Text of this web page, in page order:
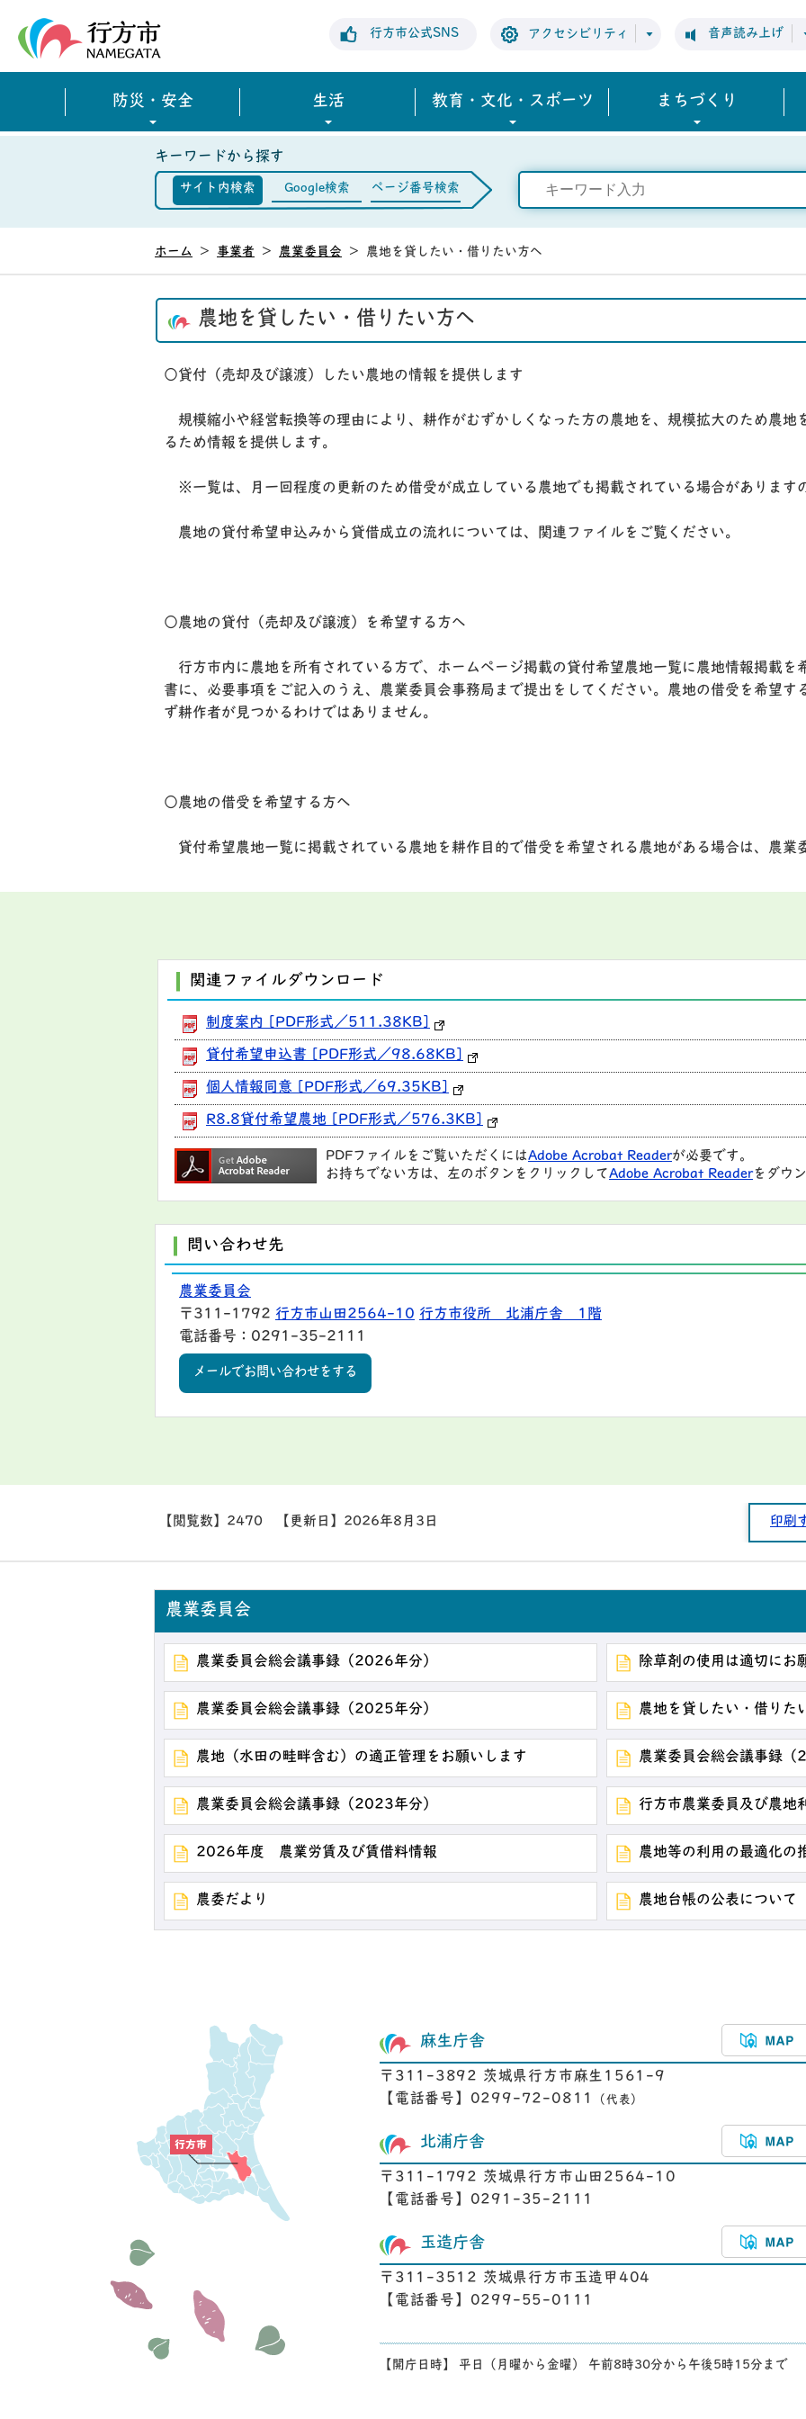
行方市公式SNS アクセシビリティ 音声読み上げ
防災・安全 生活 教育・文化・スポーツ まちづくり
キーワードから探す
サイト内検索 Google検索 ページ番号検索
ホーム > 事業者 > 農業委員会 > 農地を貸したい・借りたい方へ
農地を貸したい・借りたい方へ
○貸付（売却及び譲渡）したい農地の情報を提供します
規模縮小や経営転換等の理由により、耕作がむずかしくなった方の農地を、規模拡大のため農地
るため情報を提供します。
※一覧は、月一回程度の更新のため借受が成立している農地でも掲載されている場合があります
農地の貸付希望申込みから貸借成立の流れについては、関連ファイルをご覧ください。
○農地の貸付（売却及び譲渡）を希望する方へ
行方市内に農地を所有されている方で、ホームページ掲載の貸付希望農地一覧に農地情報掲載を
書に、必要事項をご記入のうえ、農業委員会事務局まで提出をしてください。農地の借受を希望す
ず耕作者が見つかるわけではありません。
○農地の借受を希望する方へ
貸付希望農地一覧に掲載されている農地を耕作目的で借受を希望される農地がある場合は、農
関連ファイルダウンロード
制度案内 [PDF形式／511.38KB]
貸付希望申込書 [PDF形式／98.68KB]
個人情報同意 [PDF形式／69.35KB]
R8.8貸付希望農地 [PDF形式／576.3KB]
PDFファイルをご覧いただくにはAdobe Acrobat Readerが必要です。
お持ちでない方は、左のボタンをクリックして Adobe Acrobat Readerをダウ
問い合わせ先
農業委員会
〒311-1792 行方市山田2564-10 行方市役所 北浦庁舎 1階
電話番号：0291-35-2111
メールでお問い合わせをする
【閲覧数】 2470 【更新日】 2026年8月3日 印刷
農業委員会
農業委員会総会議事録（2026年分） 除草剤の使用は適切にお
農業委員会総会議事録（2025年分） 農地を貸したい・借りた
農地（水田の畦畔含む）の適正管理をお願いします 農業委員会総会議事録
農業委員会総会議事録（2023年分） 行方市農業委員及び農地
2026年度 農業労賃及び賃借料情報 農地等の利用の最適化の
農委だより 農地台帳の公表について
麻生庁舎
〒311-3892 茨城県行方市麻生1561-9
【電話番号】0299-72-0811
（代表）
北浦庁舎
〒311-1792 茨城県行方市山田2564-10
【電話番号】0291-35-2111
玉造庁舎
〒311-3512 茨城県行方市玉造甲404
【電話番号】0299-55-0111
【開庁日時】 平日（月曜から金曜） 午前8時30分から午後5時15分まで